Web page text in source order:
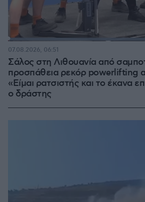
Loaded:
Σάλος στη Λιθουανία από
προσπάθεια ρεκόρ powerlifting
«Είμαι ρατσιστής και το έκανα
ο δράστης
07.08.2026, 06:51